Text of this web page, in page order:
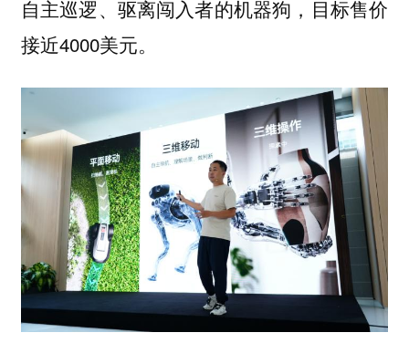
自主巡逻、驱离闯入者的机器狗，目标售价
接近4000美元。